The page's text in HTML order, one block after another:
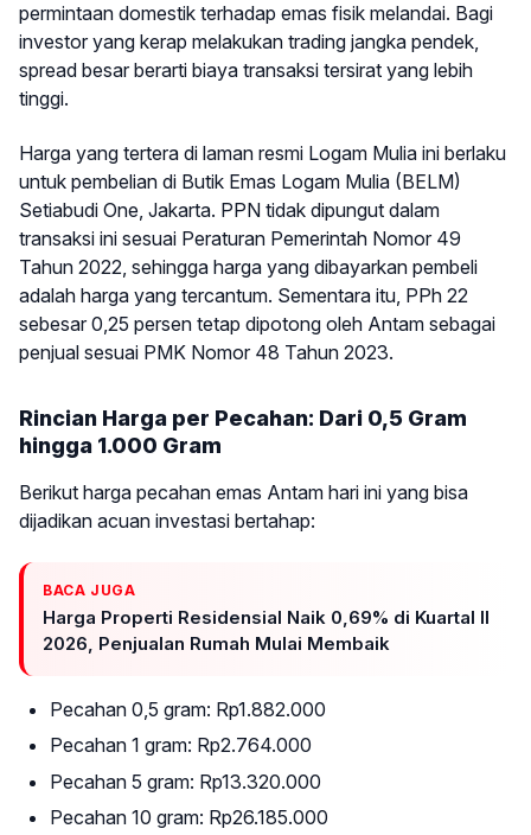
permintaan domestik terhadap emas fisik melandai. Bagi
investor yang kerap melakukan trading jangka pendek,
spread besar berarti biaya transaksi tersirat yang lebih
tinggi.
Harga yang tertera di laman resmi Logam Mulia ini berlaku
untuk pembelian di Butik Emas Logam Mulia (BELM)
Setiabudi One, Jakarta. PPN tidak dipungut dalam
transaksi ini sesuai Peraturan Pemerintah Nomor 49
Tahun 2022, sehingga harga yang dibayarkan pembeli
adalah harga yang tercantum. Sementara itu, PPh 22
sebesar 0,25 persen tetap dipotong oleh Antam sebagai
penjual sesuai PMK Nomor 48 Tahun 2023.
Rincian Harga per Pecahan: Dari 0,5 Gram
hingga 1.000 Gram
Berikut harga pecahan emas Antam hari ini yang bisa
dijadikan acuan investasi bertahap:
BACA JUGA
Harga Properti Residensial Naik 0,69% di Kuartal II
2026, Penjualan Rumah Mulai Membaik
Pecahan 0,5 gram: Rp1.882.000
Pecahan 1 gram: Rp2.764.000
Pecahan 5 gram: Rp13.320.000
Pecahan 10 gram: Rp26.185.000